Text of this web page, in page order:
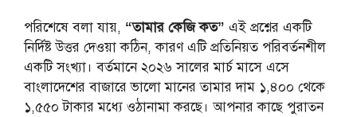
পরিশেষে বলা যায়, “তামার কেজি কত” এই প্রশ্নের একটি
নির্দিষ্ট উত্তর দেওয়া কঠিন, কারণ এটি প্রতিনিয়ত পরিবর্তনশীল
একটি সংখ্যা। বর্তমানে ২০২৬ সালের মার্চ মাসে এসে
বাংলাদেশের বাজারে ভালো মানের তামার দাম ১,৪০০ থেকে
১,৫৫০ টাকার মধ্যে ওঠানামা করছে। আপনার কাছে পুরাতন